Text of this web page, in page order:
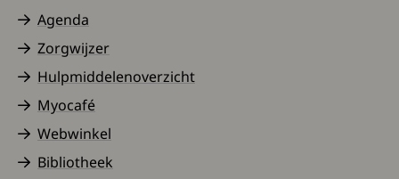
Agenda
Zorgwijzer
Hulpmiddelenoverzicht
Myocafé
Webwinkel
Bibliotheek